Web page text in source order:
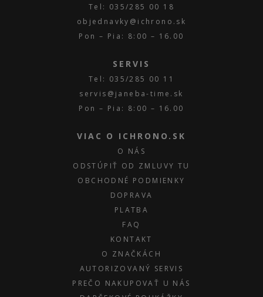
Tel: 035/285 00 18
objednavky@ichrono.sk
Pon – Pia: 8:00 – 16.00
SERVIS
Tel: 035/285 00 11
servis@janeba-time.sk
Pon – Pia: 8:00 – 16.00
VIAC O ICHRONO.SK
O NÁS
ODSTÚPIŤ OD ZMLUVY TU
OBCHODNÉ PODMIENKY
DOPRAVA
PLATBA
FAQ
KONTAKT
O ZNAČKÁCH
AUTORIZOVANÝ SERVIS
PREČO NAKUPOVAŤ U NÁS